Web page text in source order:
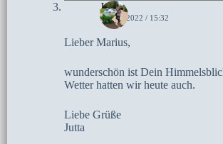
Jutta
6. MAI 2022 / 15:32
Lieber Marius,
wunderschön ist Dein
Wetter hatten wir heute auch.
Liebe Grüße
Jutta